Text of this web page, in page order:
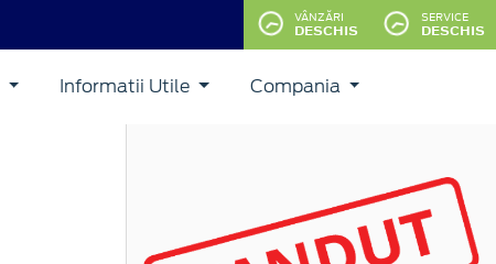
VÂNZĂRI
DESCHIS
SERVICE
DESCHIS
Informatii Utile Compania